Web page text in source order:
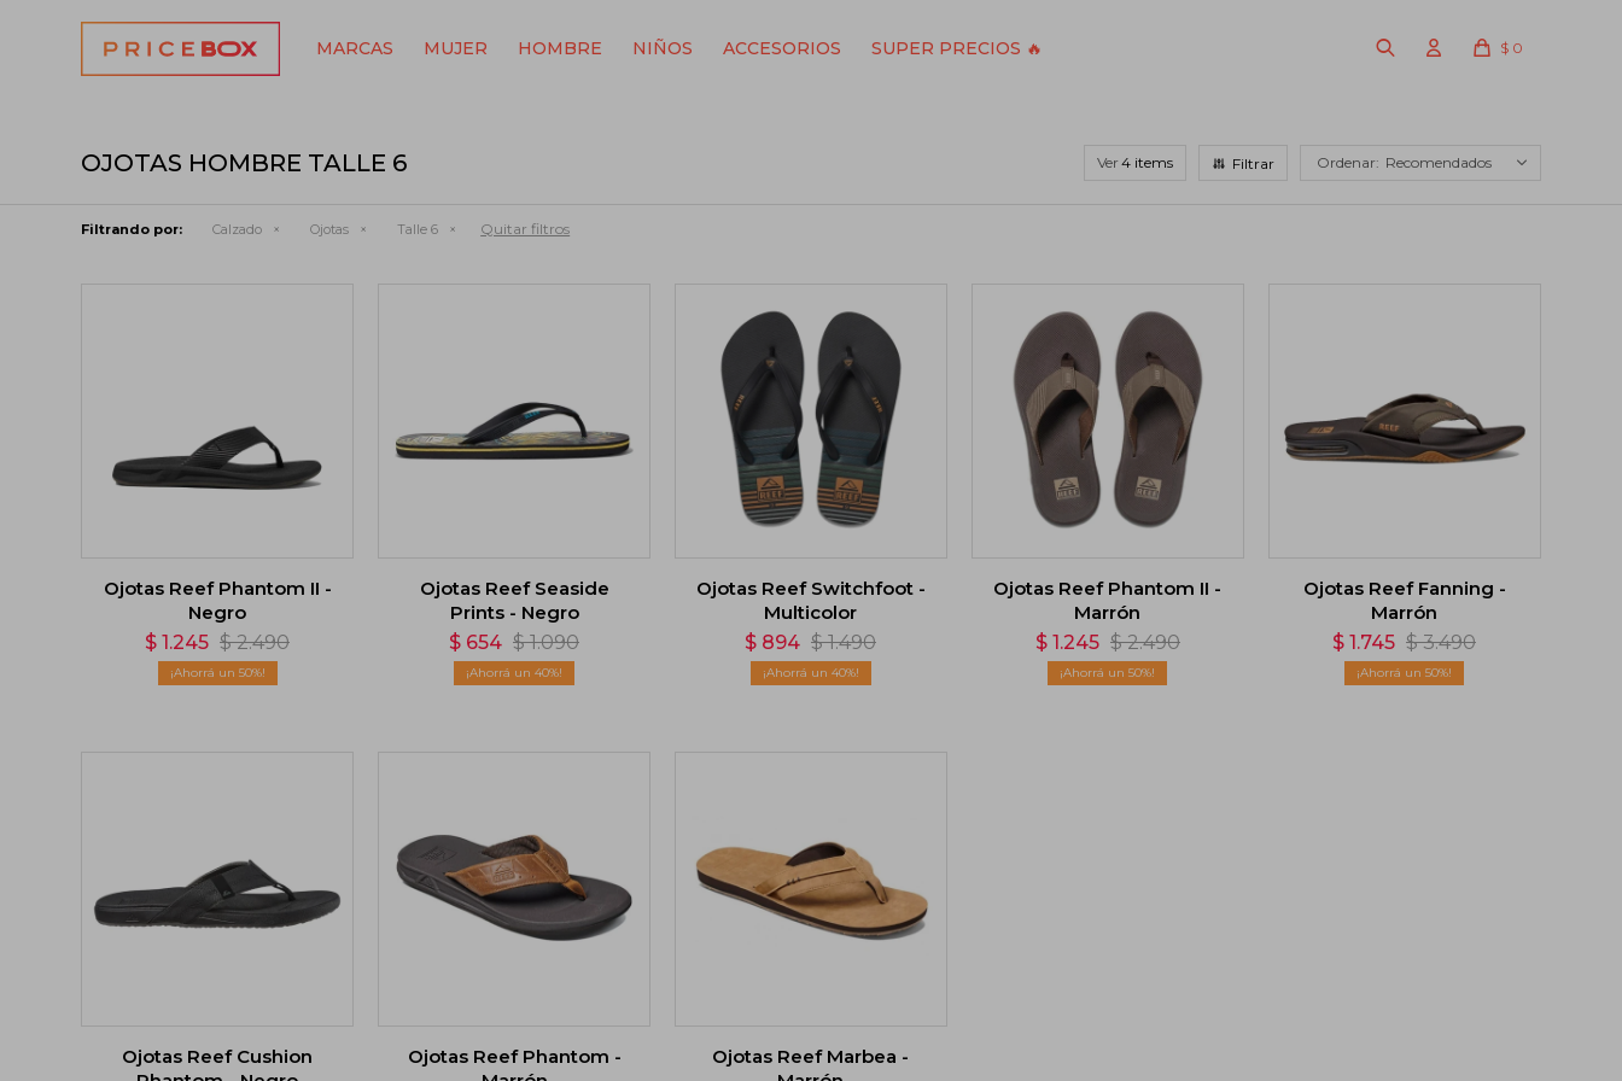
MARCAS MUJER HOMBRE NIÑOS ACCESORIOS SUPER PRECIOS 🔥 $ 0
OJOTAS HOMBRE TALLE 6 Ver Recomendados
Filtrando por: Calzado Ojotas Talle 6 Quitar filtros
Ojotas Reef Phantom II -
Negro
$ 1.245 $ 2.490
50
Ojotas Reef Seaside
Prints - Negro
$ 654 $ 1.090
40
Ojotas Reef Switchfoot -
Multicolor
$ 894 $ 1.490
40
Ojotas Reef Phantom II -
Marrón
$ 1.245 $ 2.490
50
Ojotas Reef Fanning -
Marrón
$ 1.745 $ 3.490
50
Ojotas Reef Cushion
Ojotas Reef Phantom -
Ojotas Reef Marbea -